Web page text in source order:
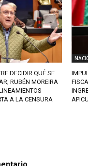
DECIDIR QUÉ SE
RUBÉN MOREIRA
A LA CENSURA